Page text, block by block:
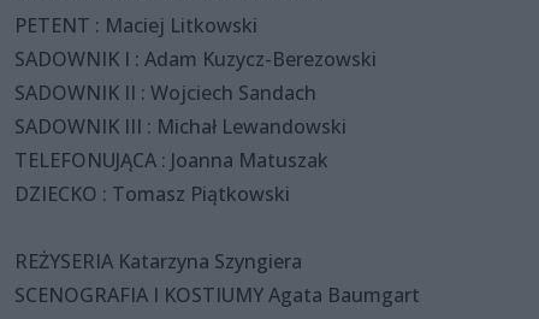
PETENT : Maciej Litkowski
SADOWNIK I : Adam Kuzycz-Berezowski
SADOWNIK II : Wojciech Sandach
SADOWNIK III : Michał Lewandowski
TELEFONUJĄCA : Joanna Matuszak
DZIECKO : Tomasz Piątkowski
REŻYSERIA Katarzyna Szyngiera
SCENOGRAFIA I KOSTIUMY Agata Baumgart